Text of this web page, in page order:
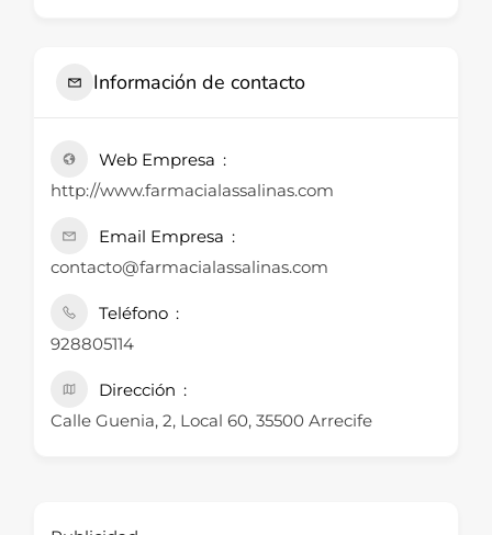
Información de contacto
Web Empresa
http://www.farmacialassalinas.com
Email Empresa
contacto@farmacialassalinas.com
Teléfono
928805114
Dirección
Calle Guenia, 2, Local 60, 35500 Arrecife